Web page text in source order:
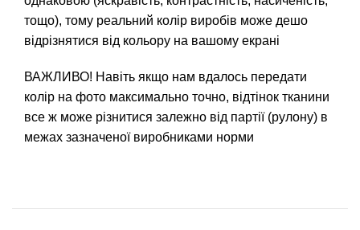
тощо), тому реальний колір виробів може дешо
відрізнятися від кольору на вашому екрані
ВАЖЛИВО! Навіть якщо нам вдалось передати
колір на фото максимально точно, відтінок тканини
все ж може різнитися залежно від партії (рулону) в
межах зазначеної виробниками норми